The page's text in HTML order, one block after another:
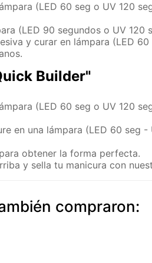
(LED 60 seg o UV 120
(LED 90 segundos o UV 120
y curar en lámpara (LED
Builder"
(LED 60 seg o UV 120
en una lámpara (LED 60 seg
obtener la forma perfecta.
y sella tu manicura con
compraron: